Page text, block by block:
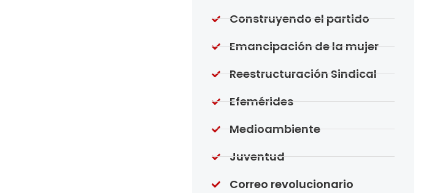
Construyendo el partido
Emancipación de la mujer
Reestructuración Sindical
Efemérides
Medioambiente
Juventud
Correo revolucionario